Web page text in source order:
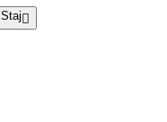
Staj